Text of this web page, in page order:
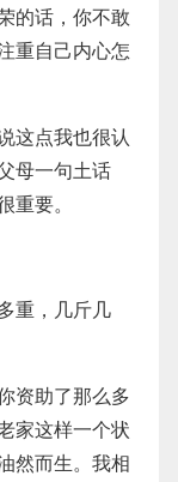
的话，你不敢
重自己内心怎
这点我也很认
母一句土话
重要。
重，几斤几
资助了那么多
家这样一个状
然而生。我相